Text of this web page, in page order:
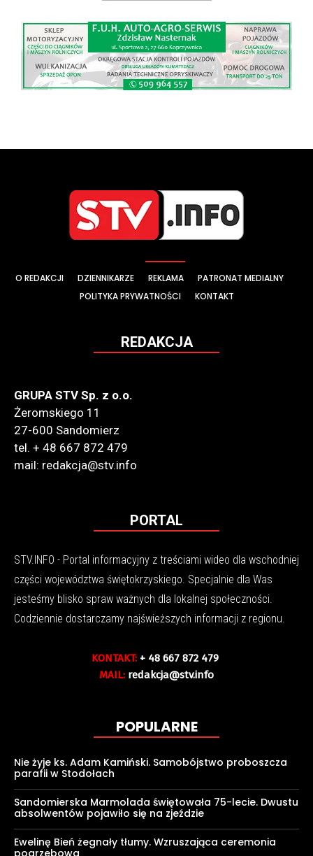
O REDAKCJI DZIENNIKARZE REKLAMA
PATRONAT MEDIALNY
POLITYKA PRYWATNOŚCI
KONTAKT
REDAKCJA
GRUPA STV Sp. z o.o.
Żeromskiego 11
27-600 Sandomierz
tel. + 48 667 872 479
mail: redakcja@stv.info
PORTAL
STV.INFO - Portal informacyjny z treściami wideo dla wschodniej
części województwa świętokrzyskiego. Specjalnie dla Was
jesteśmy blisko spraw ważnych dla lokalnej społeczności.
Codziennie dostarczamy najświeższych informacji z regionu.
KONTAKT: + 48 667 872 479
MAIL: redakcja@stv.info
POPULARNE
Nie żyje ks. Adam Kamiński. Samobójstwo proboszcza
parafii w Stodołach
Sandomierska Marmolada świętowała 75-lecie. Dwustu
absolwentów pojawiło się na zjeździe
Ewelinę Bień żegnały tłumy. Wzruszająca ceremonia